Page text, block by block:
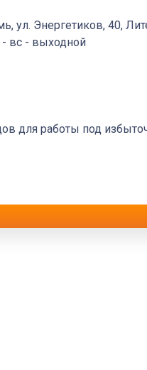
ул. Энергетиков, 40,
- вс - выходной
для работы под